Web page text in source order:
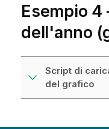
Esempio 4
dell'anno
Script di
del grafico